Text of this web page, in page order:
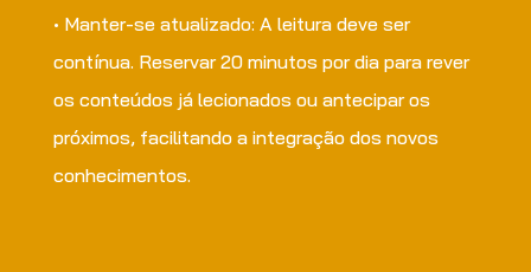
• Manter-se atualizado: A leitura deve ser
contínua. Reservar 20 minutos por dia para rever
os conteúdos já lecionados ou antecipar os
próximos, facilitando a integração dos novos
conhecimentos.